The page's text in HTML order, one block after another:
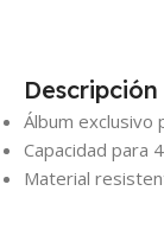
Descripción
Álbum exclusivo
Capacidad para
Material